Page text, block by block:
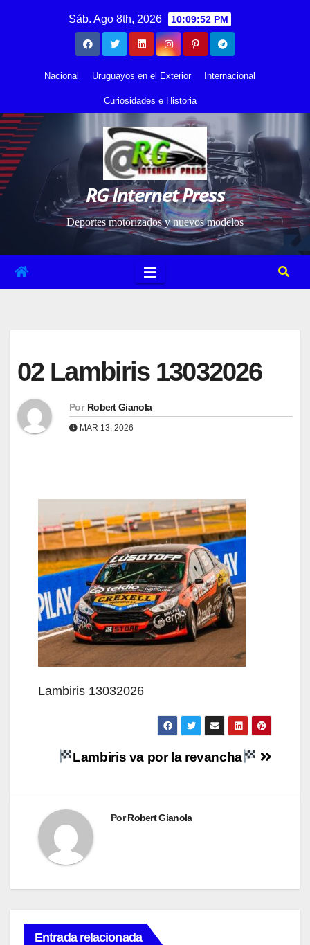
Sáb. Ago 8th, 2026 10:09:53 PM
Nacional Uruguayos en el Exterior Internacional
Curiosidades e Historia
RG Internet Press
Deportes motorizados y nuevos modelos
02 Lambiris 13032026
Por Robert Gianola
MAR 13, 2026
Lambiris 13032026
Navegación
entradas
Lambiris va por la revancha
PorRobert Gianola
Entrada relacionada